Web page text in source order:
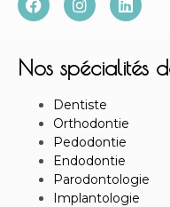
Nos spécialités
Dentiste
Orthodontie
Pedodontie
Endodontie
Parodontologie
Implantologie